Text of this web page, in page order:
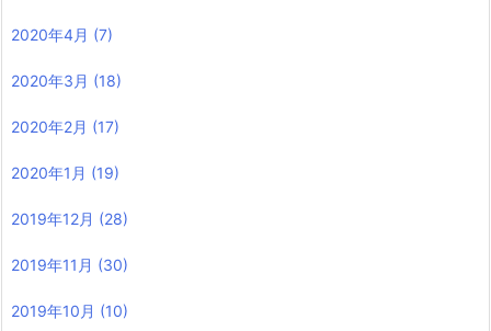
2020年4月 (7)
2020年3月 (18)
2020年2月 (17)
2020年1月 (19)
2019年12月 (28)
2019年11月 (30)
2019年10月 (10)